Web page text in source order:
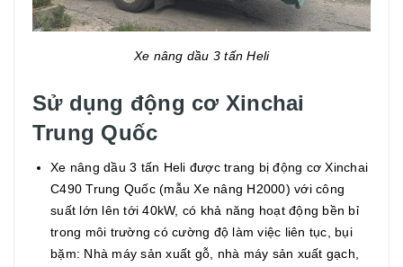
Xe nâng dầu 3 tấn Heli
Sử dụng động cơ Xinchai
Trung Quốc
Xe nâng dầu 3 tấn Heli được trang bị động cơ Xinchai
C490 Trung Quốc (mẫu Xe nâng H2000) với công
suất lớn lên tới 40kW, có khả năng hoạt động bền bỉ
trong môi trường có cường độ làm việc liên tục, bụi
bặm: Nhà máy sản xuất gỗ, nhà máy sản xuất gạch,